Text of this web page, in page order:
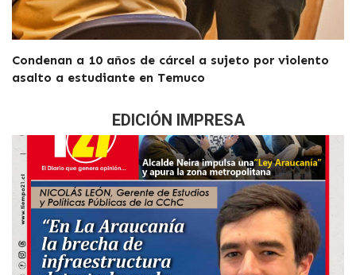
Condenan a 10 años de cárcel a sujeto por violento
asalto a estudiante en Temuco
EDICIÓN IMPRESA